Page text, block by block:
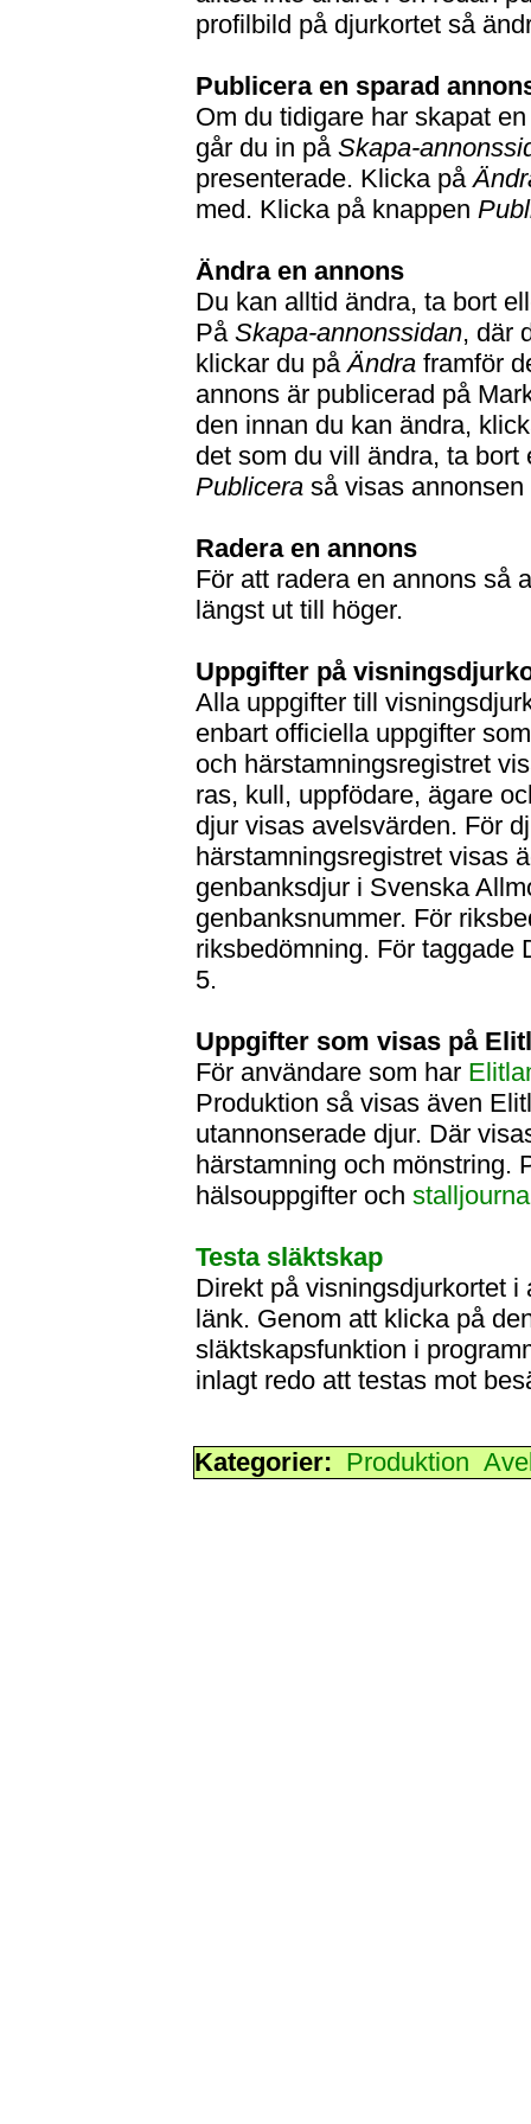
profilbild på djurkortet så
Publicera en sparad
Om du tidigare har skapat
går du in påSkapa-
presenterade. Klicka på
med. Klicka på knappen
Ändra en annons
Du kan alltid ändra, ta bort
PåSkapa-annonssidan, där
klickar du påÄndra framför
annons är publicerad på
den innan du kan ändra,
det som du vill ändra, ta
Publicera så visas
Radera en annons
För att radera en annons så
längst ut till höger.
Uppgifter på
Alla uppgifter till
enbart officiella uppgifter
och härstamningsregistret
ras, kull, uppfödare, ägare
djur visas avelsvärden. För
härstamningsregistret visas
genbanksdjur i Svenska
genbanksnummer. För
riksbedömning. För taggade
5.
Uppgifter som visas på
För användare som har
Produktion så visas även
utannonserade djur. Där
härstamning och mönstring.
hälsouppgifter och
Testa släktskap
Direkt på visningsdjurkortet
länk. Genom att klicka på
släktskapsfunktion i
inlagt redo att testas mot
Kategorier: Produktion